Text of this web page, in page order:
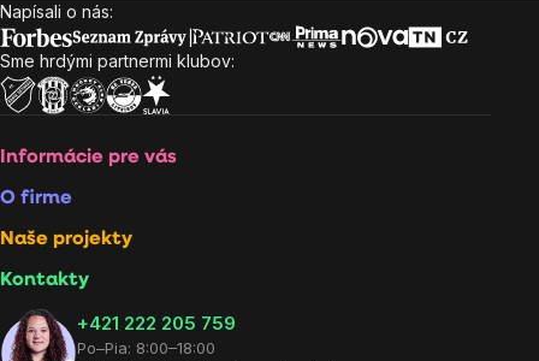
Zápätie
Napísali o nás:
Sme hrdými partnermi klubov:
Informácie pre vás
O firme
Naše projekty
Kontakty
+421 222 205 759
Po–Pia: 8:00–18:00